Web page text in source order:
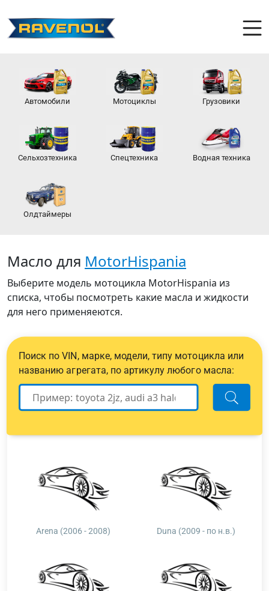
Автомобили Мотоциклы Грузовики
Сельхозтехника Спецтехника Водная техника
Олдтаймеры
Масло для MotorHispania
Выберите модель мотоцикла MotorHispania из
списка, чтобы посмотреть какие масла и жидкости
для него применяеются.
Поиск по VIN, марке, модели, типу мотоцикла или
названию агрегата, по артикулу любого масла:
Arena (2006 - 2008) Duna (2009 - по н.в.)